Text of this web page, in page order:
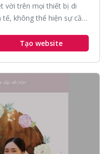
vời trên mọi thiết bị di
không thể hiện sự cầu
Tạo website